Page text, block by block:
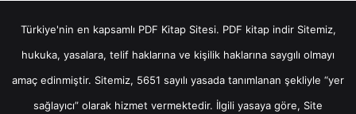
Türkiye'nin en kapsamlı PDF Kitap Sitesi. PDF kitap indirSitemiz,
hukuka, yasalara, telif haklarına ve kişilik haklarına saygılı olmayı
amaç edinmiştir. Sitemiz, 5651 sayılı yasada tanımlanan şekliyle “yer
sağlayıcı” olarak hizmet vermektedir. İlgili yasaya göre, Site